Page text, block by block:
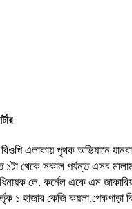
বিওপি এলাকায় পৃথক অভিযানে
১টা থেকে সকাল পর্যন্ত এসব
লে. কর্নেল একে এম
১ হাজার কেজি